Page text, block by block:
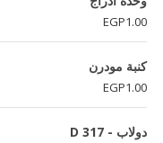
EGP1.00
كنبة مودرن
EGP1.00
دولاب - D 317